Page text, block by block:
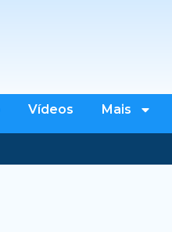
Vídeos Mais